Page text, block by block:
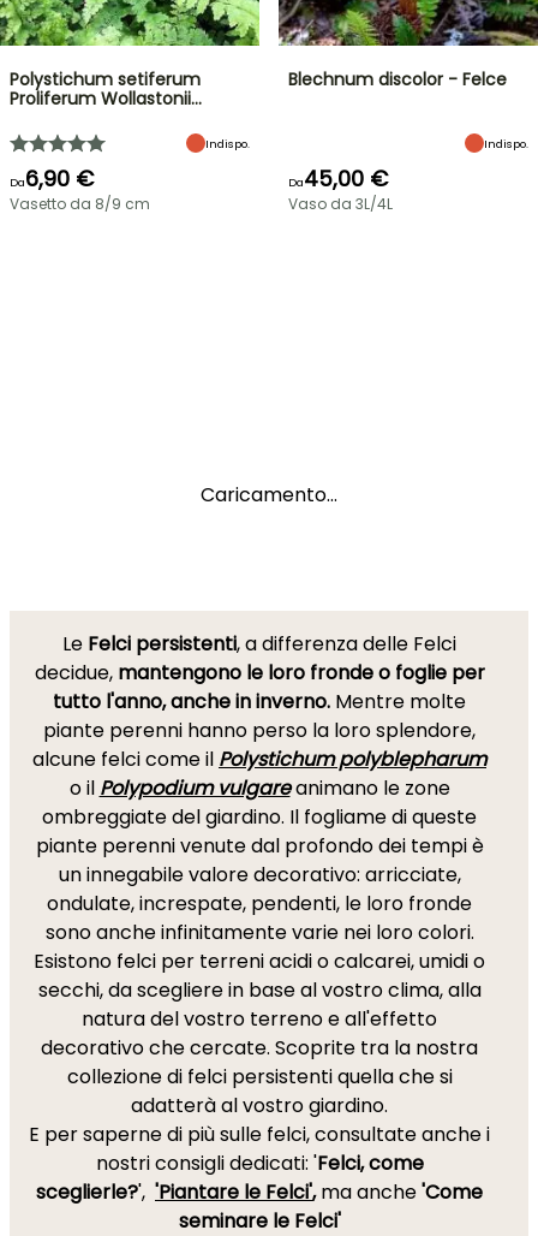
Polystichum setiferum
Proliferum Wollastonii…
Indispo.
Da6,90 €
Vasetto da 8/9 cm
Blechnum discolor - Felce
Indispo.
Da45,00 €
Vaso da 3L/4L
Caricamento...
Le Felci persistenti, a differenza delle Felci
decidue, mantengono le loro fronde o foglie per
tutto l'anno, anche in inverno. Mentre molte
piante perenni hanno perso la loro splendore,
alcune felci come il Polystichum polyblepharum
o il Polypodium vulgareanimano le zone
ombreggiate del giardino. Il fogliame di queste
piante perenni venute dal profondo dei tempi è
un innegabile valore decorativo: arricciate,
ondulate, increspate, pendenti, le loro fronde
sono anche infinitamente varie nei loro colori.
Esistono felci per terreni acidi o calcarei, umidi o
secchi, da scegliere in base al vostro clima, alla
natura del vostro terreno e all'effetto
decorativo che cercate. Scoprite tra la nostra
collezione di felci persistenti quella che si
adatterà al vostro giardino.
E per saperne di più sulle felci, consultate anche i
nostri consigli dedicati: 'Felci, come
sceglierle?', 'Piantare le Felci',ma anche'Come
seminare le Felci'